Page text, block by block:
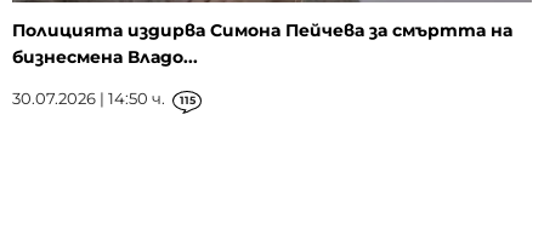
Полицията издирва Симона Пейчева за смъртта на
бизнесмена Владо...
30.07.2026 | 14:50 ч. 115